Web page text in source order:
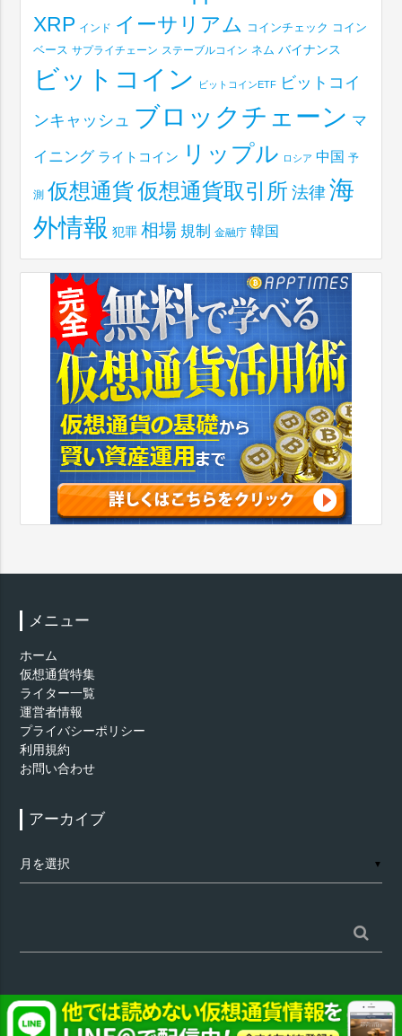
XRP インド イーサリアム コインチェック コイン
ベース サプライチェーン ステーブルコイン ネム バイナンス
ビットコイン ビットコインETF ビットコイ
ンキャッシュ ブロックチェーン マ
イニング ライトコイン リップル ロシア 中国 予
測 仮想通貨仮想通貨取引所 法律 海
外情報 犯罪 相場 規制 金融庁 韓国
メニュー
ホーム
仮想通貨特集
ライター一覧
運営者情報
プライバシーポリシー
利用規約
お問い合わせ
アーカイブ
ー
▼
索:
©仮想通貨 - AppTimes